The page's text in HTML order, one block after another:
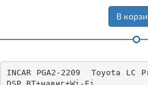
В
INCAR PGA2-2209  Toyota